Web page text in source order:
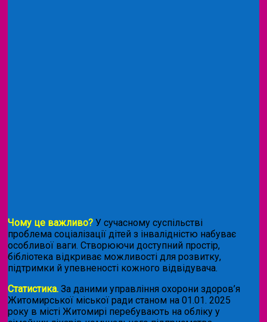
Чому це важливо? У сучасному суспільстві
проблема соціалізації дітей з інвалідністю набуває
особливої ваги. Створюючи доступний простір,
бібліотека відкриває можливості для розвитку,
підтримки й упевненості кожного відвідувача.
Статистика. За даними управління охорони здоров’я
Житомирської міської ради станом на 01.01. 2025
року в місті Житомирі перебувають на обліку у